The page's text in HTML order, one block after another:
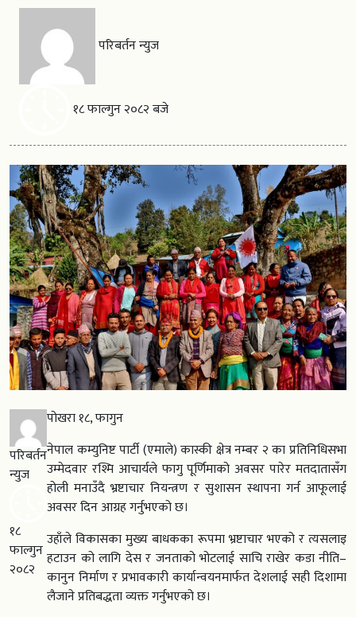
परिबर्तन न्युज
१८ फाल्गुन २०८२ बजे
परिबर्तन
न्युज
१८
फाल्गुन
२०८२
पोखरा १८, फागुन
नेपाल कम्युनिष्ट पार्टी (एमाले) कास्की क्षेत्र नम्बर २ का प्रतिनिधिसभा
उम्मेदवार रश्मि आचार्यले फागु पूर्णिमाको अवसर पारेर मतदातासँग
होली मनाउँदै भ्रष्टाचार नियन्त्रण र सुशासन स्थापना गर्न आफूलाई
अवसर दिन आग्रह गर्नुभएको छ।
उहाँले विकासका मुख्य बाधकका रूपमा भ्रष्टाचार भएको र त्यसलाइ
हटाउन को लागि देस र जनताको भोटलाई साचि राखेर कडा नीति–
कानुन निर्माण र प्रभावकारी कार्यान्वयनमार्फत देशलाई सही दिशामा
लैजाने प्रतिबद्धता व्यक्त गर्नुभएको छ।